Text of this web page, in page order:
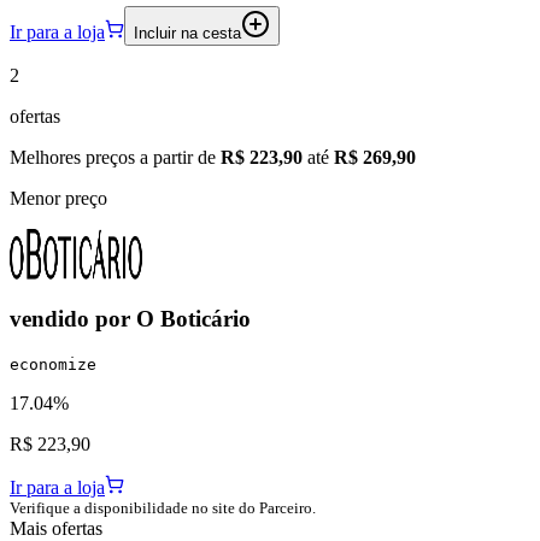
Ir para a loja Incluir na cesta
2
ofertas
Melhores preços a partir de R$ 223,90 até R$ 269,90
Menor preço
vendido por O Boticário
economize
17.04%
R$ 223,90
Ir para a loja
Verifique a disponibilidade no site do Parceiro.
Mais ofertas